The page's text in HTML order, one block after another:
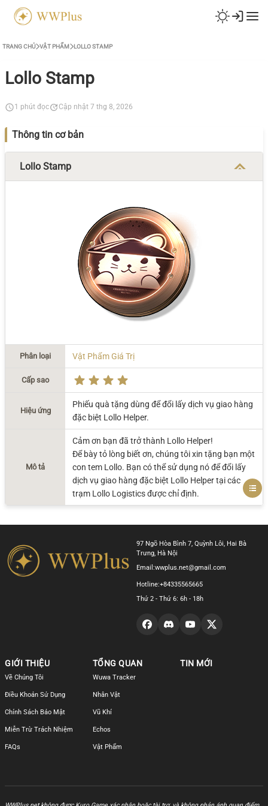
TRANG CHỦ VẬT PHẨM LOLLO STAMP
Lollo Stamp
1 phút đọc Cập nhật 7 thg 8, 2026
Thông tin cơ bản
Lollo Stamp
Phân loại Vật Phẩm Giá Trị
Cấp sao
Hiệu ứng
Phiếu quà tặng dùng để đổi lấy dịch vụ giao hàng
đặc biệt Lollo Helper.
Mô tả
Cảm ơn bạn đã trở thành Lollo Helper!
Để bày tỏ lòng biết ơn, chúng tôi xin tặng bạn một
con tem Lollo. Bạn có thể sử dụng nó để đổi lấy
dịch vụ giao hàng đặc biệt Lollo Helper tại các
trạm Lollo Logistics được chỉ định.
97 Ngõ Hòa Bình 7, Quỳnh Lôi, Hai Bà
Trưng, Hà Nội
Email:wwplus.net@gmail.com
Hotline:+84335565665
Thứ 2 - Thứ 6: 6h - 18h
GIỚI THIỆU
Về Chúng Tôi
Điều Khoản Sử Dụng
Chính Sách Bảo Mật
Miễn Trừ Trách Nhiệm
FAQs
TỔNG QUAN
Wuwa Tracker
Nhân Vật
Vũ Khí
Echos
Vật Phẩm
TIN MỚI